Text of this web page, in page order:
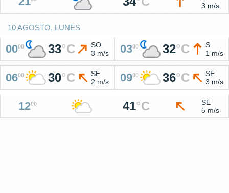
3 m/s
10 AGOSTO, LUNES
0000 33°C
SO
3 m/s
0300 32°C
S
1 m/s
0600 30°C
SE
2 m/s
0900 36°C
SE
3 m/s
1200 41°C
SE
5 m/s